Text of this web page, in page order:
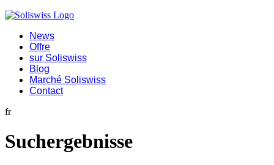
News
Offre
sur Soliswiss
Blog
Marché Soliswiss
Contact
fr
Suchergebnisse